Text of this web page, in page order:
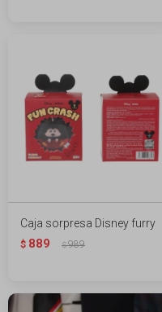
Caja sorpresa Disney furry
$ 889 $989